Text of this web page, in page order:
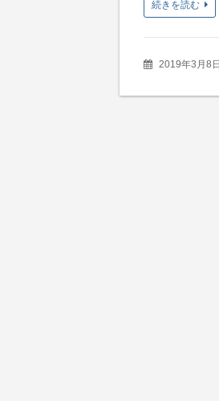
続きを読む
2019年3月8日